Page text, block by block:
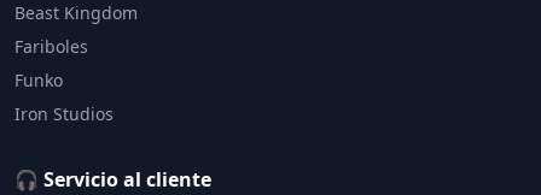
Beast Kingdom
Fariboles
Funko
Iron Studios
🎧 Servicio al cliente